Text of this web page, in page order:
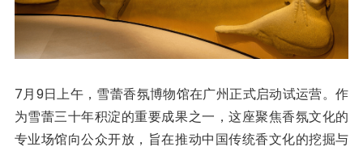
7月9日上午，雪蕾香氛博物馆在广州正式启动试运营。作
为雪蕾三十年积淀的重要成果之一，这座聚焦香氛文化的
专业场馆向公众开放，旨在推动中国传统香文化的挖掘与